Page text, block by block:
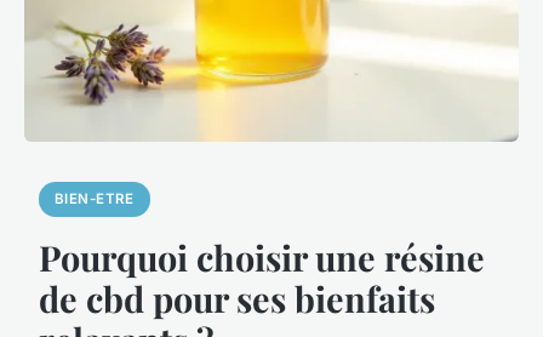
BIEN-ETRE
Pourquoi choisir une résine
de cbd pour ses bienfaits